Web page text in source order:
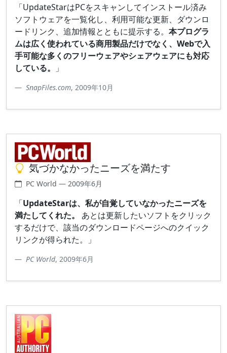
「UpdateStarはPCをスキャンしてインストール済み
ソフトウェアを一覧化し、利用可能な更新、ダウンロ
ードリンク、追加情報とともに提示する。 本プログラ
ムは広く使われている商用製品だけでなく、Webで入
手可能な多くのフリーウェアやシェアウェアにも対応
している。
」
SnapFiles.com, 2009年10月
気づかなかったニーズを満たす
PC World — 2009年6月
「UpdateStarは、私が自覚していなかったニーズを
満たしてくれた。
あとは更新したいソフトをクリック
するだけで、該当のダウンロードページへのクイック
リンクが得られた。」
PC World, 2009年6月